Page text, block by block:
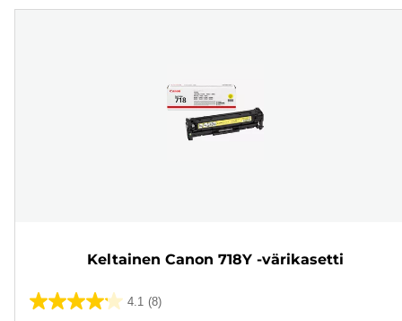
Keltainen Canon 718Y -värikasetti
4.1 (8)
4.1/5